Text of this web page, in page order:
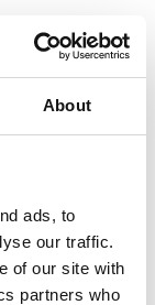
About
ads, to
our traffic.
of our site with
partners who